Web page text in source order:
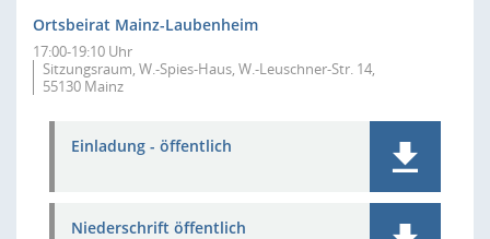
Ortsbeirat Mainz-Laubenheim
17:00-19:10 Uhr
Sitzungsraum, W.-Spies-Haus, W.-Leuschner-Str. 14,
55130 Mainz
Einladung - öffentlich
Niederschrift öffentlich